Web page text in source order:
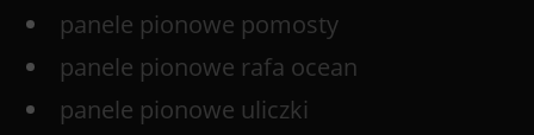
panele pionowe pomosty
panele pionowe rafa ocean
panele pionowe uliczki